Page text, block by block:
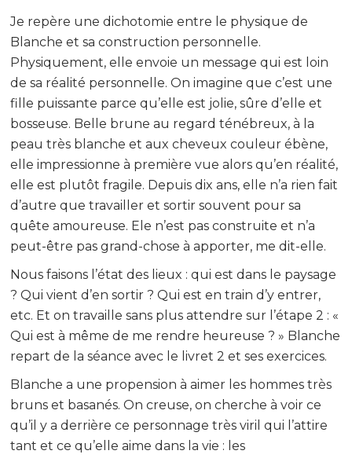
Je repère une dichotomie entre le physique de
Blanche et sa construction personnelle.
Physiquement, elle envoie un message qui est loin
de sa réalité personnelle. On imagine que c’est une
fille puissante parce qu’elle est jolie, sûre d’elle et
bosseuse. Belle brune au regard ténébreux, à la
peau très blanche et aux cheveux couleur ébène,
elle impressionne à première vue alors qu’en réalité,
elle est plutôt fragile. Depuis dix ans, elle n’a rien fait
d’autre que travailler et sortir souvent pour sa
quête amoureuse. Ele n’est pas construite et n’a
peut-être pas grand-chose à apporter, me dit-elle.
Nous faisons l’état des lieux : qui est dans le paysage
? Qui vient d’en sortir ? Qui est en train d’y entrer,
etc. Et on travaille sans plus attendre sur l’étape 2 : «
Qui est à même de me rendre heureuse ? » Blanche
repart de la séance avec le livret 2 et ses exercices.
Blanche a une propension à aimer les hommes très
bruns et basanés. On creuse, on cherche à voir ce
qu’il y a derrière ce personnage très viril qui l’attire
tant et ce qu’elle aime dans la vie : les